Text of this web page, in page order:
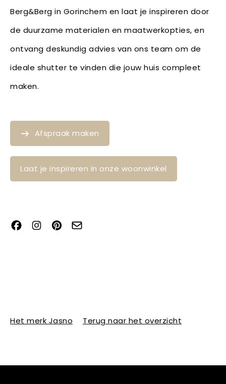
Berg&Berg in Gorinchem en laat je inspireren door
de duurzame materialen en maatwerkopties, en
ontvang deskundig advies van ons team om de
ideale shutter te vinden die jouw huis compleet
maken.
Afspraak maken
Laat je inspireren in onze woonwinkel
Het merk Jasno Terug naar het overzicht